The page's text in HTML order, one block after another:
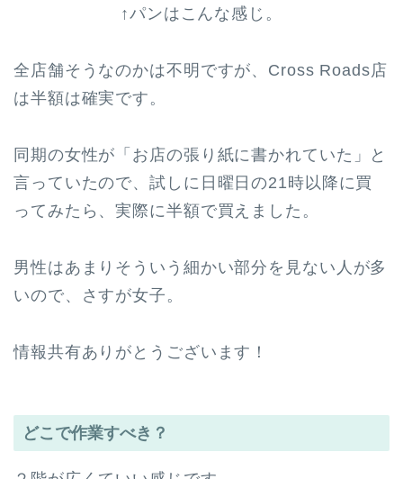
↑パンはこんな感じ。
全店舗そうなのかは不明ですが、Cross Roads店
は半額は確実です。
同期の女性が「お店の張り紙に書かれていた」と
言っていたので、試しに日曜日の21時以降に買
ってみたら、実際に半額で買えました。
男性はあまりそういう細かい部分を見ない人が多
いので、さすが女子。
情報共有ありがとうございます！
どこで作業すべき？